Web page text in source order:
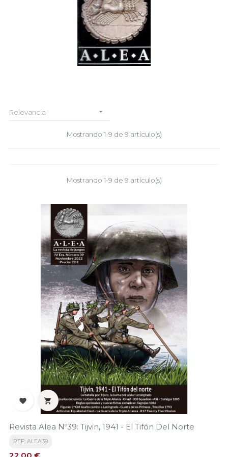
Relevancia 
Mostrando 1-9 de 9 artículo(s)
Mostrando 1-9 de 9 artículo(s)
 
Revista Alea Nº39: Tijvin, 1941 - El Tifón Del Norte
REF: ALEA39
Precio